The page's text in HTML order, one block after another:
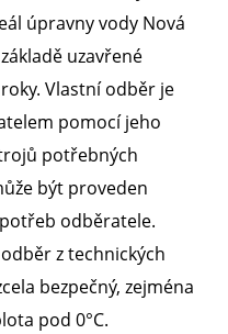
úpravny vody Nová
uzavřené
Vlastní odběr je
pomocí jeho
potřebných
být proveden
odběratele.
z technických
bezpečný, zejména
pod 0°C.